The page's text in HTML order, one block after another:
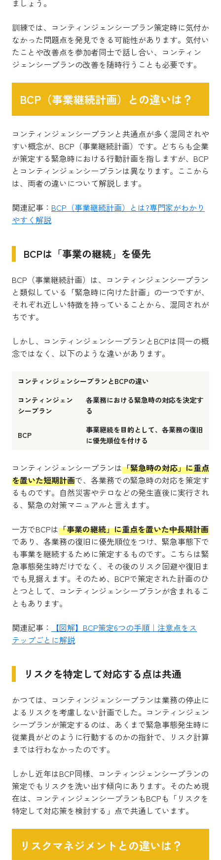
ましょう。
訓練では、コンティンジェンシープラン策定時に気付か
なかった問題点を発見できる可能性があります。気付い
たことや改善点を参加者同士で話し合い、コンティン
ジェンシープランの改善を随時行うことも必要です。
BCP（事業継続計画）との違いは？
コンティンジェンシープランと共通点が多く混同されや
すい概念が、 BCP（事業継続計画）です。 どちらも企業
が策定する緊急時における行動計画を指しますが、BCP
とコンティンジェンシープランは異なります。ここから
は、両者の違いについて解説します。
関連記事： BCP（事業継続計画）とは?専門家がわかり
やすく解説
BCPは「事業の継続」を優先
BCP（事業継続計画）は、コンティンジェンシープラン
と類似している「緊急時に向けた計画」の一つですが、
それぞれ近しい特徴を持っていることから、混同されが
ちです。
しかし、コンティンジェンシープランとBCPは同一の概
念ではなく、以下のような違いがあります。
コンティンジェンシープランとBCPの違い
コンティンジェン
シープラン
各業務における緊急時の対応を決定す
る
BCP
事業継続を目的として、各業務の復旧
に優先順位を付ける
コンティンジェンシープランは「緊急時の対応」に重点
を置いた短期計画で、各業務での緊急時の対応を策定す
るものです。自然災害やテロなどの発生直後に実行され
る、緊急の対策マニュアルと言えます。
一方でBCPは「事業の継続」に重点を置いた中長期計画
であり、各業務の復旧に優先順位をつけ、緊急事態下で
も事業を継続するために策定するものです。こちらは緊
急事態発生時だけでなく、その後のリスク回避や復旧ま
でも見据えます。そのため、BCPで策定された計画のひ
とつとして、コンティンジェンシープランが含まれるこ
ともあります。
関連記事：
【図解】BCP策定6つの手順｜注意点をス
テップごとに解説
リスクを特定して対応する点は共通
かつては、コンティンジェンシープランは業務の停止に
よるリスクを考慮しない計画でした。コンティンジェン
シープランが策定するのは、あくまで緊急事態発生時に
従業員がどのように行動するのかの指針で、リスク計算
までは行わなかったのです。
しかし近年はBCP同様、コンティンジェンシープランの
策定でもリスクを洗い出す傾向にあります。そのため現
在は、コンティンジェンシープランもBCPも「リスクを
特定して対応策を検討する」点で共通しています。
リスクマネジメントとの違いは？